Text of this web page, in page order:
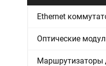
Ethernet
Оптические
Маршрутизаторы